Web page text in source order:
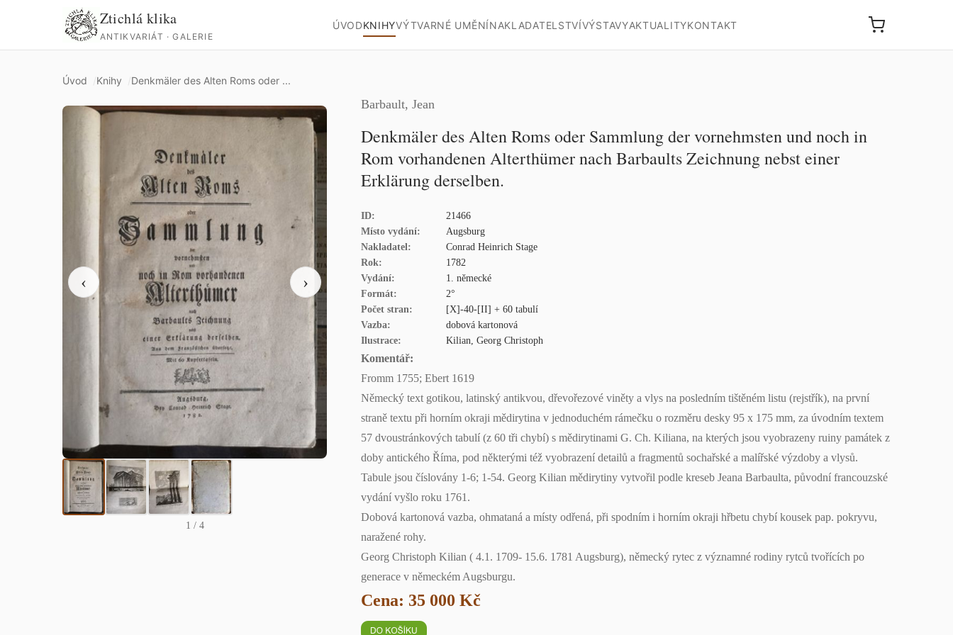
Ztichlá klika
ANTIKVARIÁT · GALERIE
ÚVODKNIHYVÝTVARNÉ UMĚNÍNAKLADATELSTVÍVÝSTAVYAKTUALITYKONTAKT
Úvod Knihy Denkmäler des Alten Roms oder ...
‹ ›
1 / 4
Barbault, Jean
Denkmäler des Alten Roms oder Sammlung der vornehmsten und noch in
Rom vorhandenen Alterthümer nach Barbaults Zeichnung nebst einer
Erklärung derselben.
ID:
21466
Místo vydání:
Augsburg
Nakladatel:
Conrad Heinrich Stage
Rok:
1782
Vydání:
1. německé
Formát:
2°
Počet stran:
[X]-40-[II] + 60 tabulí
Vazba:
dobová kartonová
Ilustrace:
Kilian, Georg Christoph
Komentář:
Fromm 1755; Ebert 1619
Německý text gotikou, latinský antikvou, dřevořezové viněty a vlys na posledním tištěném listu (rejstřík), na první
straně textu při horním okraji mědirytina v jednoduchém rámečku o rozměru desky 95 x 175 mm, za úvodním textem
57 dvoustránkových tabulí (z 60 tři chybí) s mědirytinami G. Ch. Kiliana, na kterých jsou vyobrazeny ruiny památek z
doby antického Říma, pod některými též vyobrazení detailů a fragmentů sochařské a malířské výzdoby a vlysů.
Tabule jsou číslovány 1-6; 1-54. Georg Kilian mědirytiny vytvořil podle kreseb Jeana Barbaulta, původní francouzské
vydání vyšlo roku 1761.
Dobová kartonová vazba, ohmataná a místy odřená, při spodním i horním okraji hřbetu chybí kousek pap. pokryvu,
naražené rohy.
Georg Christoph Kilian ( 4.1. 1709- 15.6. 1781 Augsburg), německý rytec z významné rodiny rytců tvořících po
generace v německém Augsburgu.
Cena: 35 000 Kč